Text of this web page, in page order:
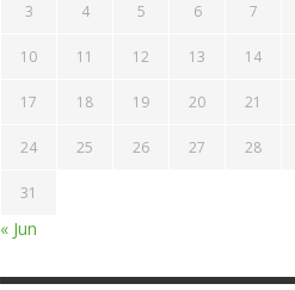
3 4 5 6 7
10 11 12 13 14
17 18 19 20 21
24 25 26 27 28
31
« Jun